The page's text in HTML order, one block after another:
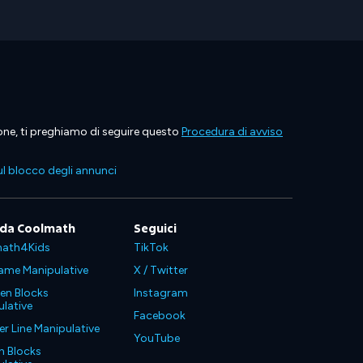
ti preghiamo di seguire questo Procedura di avviso
blocco degli annunci
Coolmath
Manipulative
Blocks
Line Manipulative
Blocks
Seguici
TikTok
X / Twitter
Instagram
Facebook
YouTube